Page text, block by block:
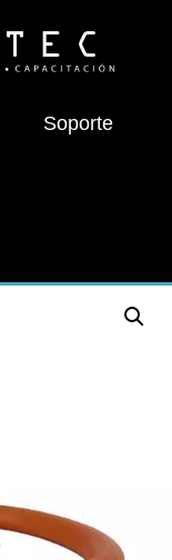
Soporte